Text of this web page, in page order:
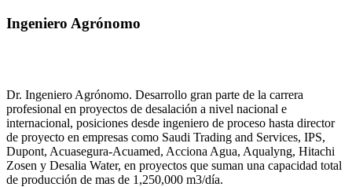
Ingeniero Agrónomo
Dr. Ingeniero Agrónomo. Desarrollo gran parte de la carrera
profesional en proyectos de desalación a nivel nacional e
internacional, posiciones desde ingeniero de proceso hasta director
de proyecto en empresas como Saudi Trading and Services, IPS,
Dupont, Acuasegura-Acuamed, Acciona Agua, Aqualyng, Hitachi
Zosen y Desalia Water, en proyectos que suman una capacidad total
de producción de mas de 1,250,000 m3/día.